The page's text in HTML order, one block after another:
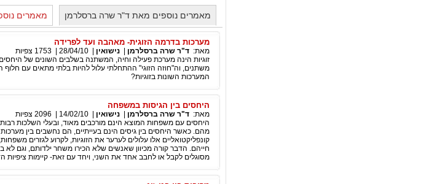
מאמרים נוספים מאת ד"ר שרה ברסלרמן מאמרים
מערכות בדרמה הזוגית- מאהבה ועד לפרידה
מאת: ד"ר שרה ברסלרמן נישואין 28/04/10
1753 צפיות
זוגיות הינה מערכת פעילה וחיה, המשתנה בשלבים השונים של
משתנים, וה"חוזה הזוגי" ההתחלתי עלול להיות בלתי מתאים עם חלוף
המערכות השונות בזוגיות?
היחסים בין הגיסות במשפחה
מאת: ד"ר שרה ברסלרמן נישואין 14/02/10
2096 צפיות
היחסים עם משפחות המוצא הינם מורכבים מאוד, ובעלי השלכות
מהם. כאשר היחסים בין גיסים הינם בעייתיים, הם נחשבים בין
קונפליקטואליים אלו עלולים לערער את הזוגיות, לקרוע לגזרים
חייהם. הדבר קורה מכיוון שאנשים שלא הכירו משחר ילדותם, וגם
מסוגלים לקבל או לחבב אחד את השני, ויחד עם זאת- קיימות ציפיות